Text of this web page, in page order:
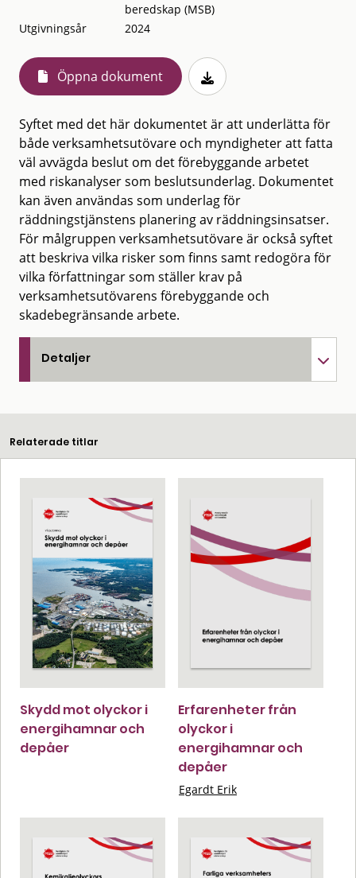
beredskap (MSB)
Utgivningsår
2024
Öppna dokument
Syftet med det här dokumentet är att underlätta för
både verksamhetsutövare och myndigheter att fatta
väl avvägda beslut om det förebyggande arbetet
med riskanalyser som beslutsunderlag. Dokumentet
kan även användas som underlag för
räddningstjänstens planering av räddningsinsatser.
För målgruppen verksamhetsutövare är också syftet
att beskriva vilka risker som finns samt redogöra för
vilka författningar som ställer krav på
verksamhetsutövarens förebyggande och
skadebegränsande arbete.
Detaljer
Relaterade titlar
Skydd mot olyckor i
energihamnar och
depåer
Erfarenheter från
olyckor i
energihamnar och
depåer
Egardt Erik